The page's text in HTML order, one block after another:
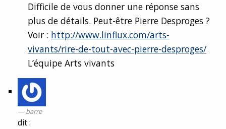
Difficile de vous donner une réponse sans
plus de détails. Peut-être Pierre Desproges ?
Voir : http://www.linflux.com/arts-
vivants/rire-de-tout-avec-pierre-desproges/
L’équipe Arts vivants
barre
dit :